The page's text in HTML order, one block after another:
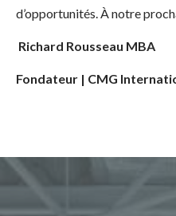
d’opportunités. À notre
Richard Rousseau MBA
Fondateur | CMG